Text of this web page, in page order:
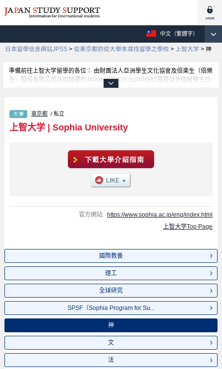
中文（繁體字）
日本留學信息網站JPSS > 從東京都的從大學來尋找留學之學校 > 上智大学 > 神
準備前往上智大学留學的各位： 由財團法人亞洲學生文化協會及倍楽生（倍樂
生）股份有限公司共同營運的JAPAN STUDY SUPPORT是提供外國留學生日
本留學資訊的網站。上智大学國際教養學部、理工學部、全球研究學部、
別刊載在此網站。有需要上智大学留學資訊的各位同學，請多多利用此網站查
詢。另外，此網站上也有刊載約招收留學生的1300所大學、大學院、短大、專
門學校等資訊。
東京都 / 私立
上智大学| Sophia University
官方網站: https://www.sophia.ac.jp/eng/index.html
上智大学Top Page
國際教養
理工
全球研究
SPSF（Sophia Program for Su...
神
文
法